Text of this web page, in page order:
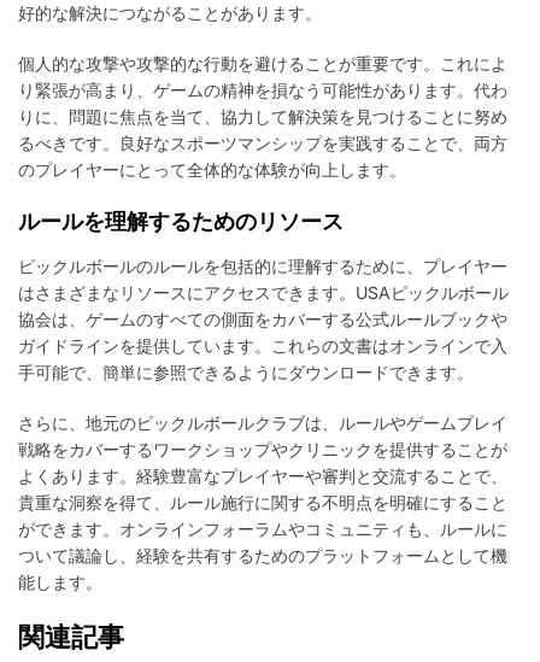
好的な解決につながることがあります。
個人的な攻撃や攻撃的な行動を避けることが重要です。これによ
り緊張が高まり、ゲームの精神を損なう可能性があります。代わ
りに、問題に焦点を当て、協力して解決策を見つけることに努め
るべきです。良好なスポーツマンシップを実践することで、両方
のプレイヤーにとって全体的な体験が向上します。
ルールを理解するためのリソース
ピックルボールのルールを包括的に理解するために、プレイヤー
はさまざまなリソースにアクセスできます。USAピックルボール
協会は、ゲームのすべての側面をカバーする公式ルールブックや
ガイドラインを提供しています。これらの文書はオンラインで入
手可能で、簡単に参照できるようにダウンロードできます。
さらに、地元のピックルボールクラブは、ルールやゲームプレイ
戦略をカバーするワークショップやクリニックを提供することが
よくあります。経験豊富なプレイヤーや審判と交流することで、
貴重な洞察を得て、ルール施行に関する不明点を明確にすること
ができます。オンラインフォーラムやコミュニティも、ルールに
ついて議論し、経験を共有するためのプラットフォームとして機
能します。
関連記事